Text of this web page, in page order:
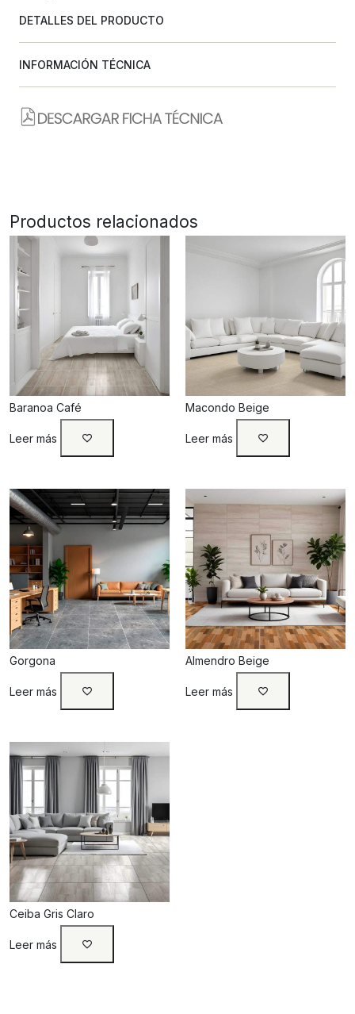
DETALLES DEL PRODUCTO
INFORMACIÓN TÉCNICA
Productos relacionados
Baranoa Café
Leer más
Macondo Beige
Leer más
Gorgona
Leer más
Almendro Beige
Leer más
Ceiba Gris Claro
Leer más